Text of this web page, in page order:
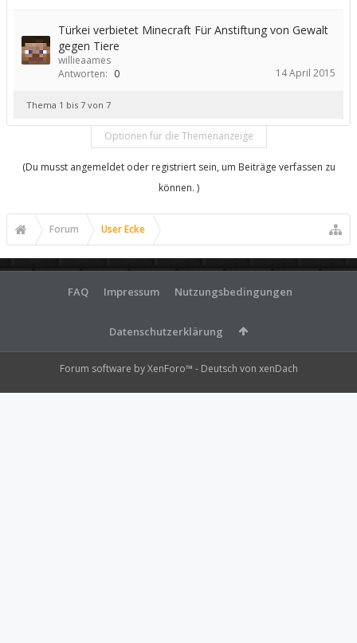
Türkei verbietet Minecraft Für Anstiftung von Gewalt
gegen Tiere
willieaames
Antworten: 0 14 April 2015
Thema 1 bis 7 von 7
Optionen für die Themenanzeige
(Du musst angemeldet oder registriert sein, um Beiträge verfassen zu
können. )
Forum User Ecke
FAQ Impressum Nutzungsbedingungen
Datenschutzerklärung
Forum software by XenForo™ - Deutsch von xenDach